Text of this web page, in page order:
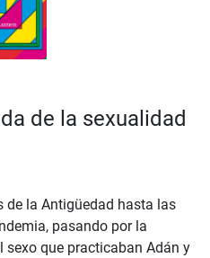
de la sexualidad
de la Antigüedad hasta las
pasando por la
que practicaban Adán y